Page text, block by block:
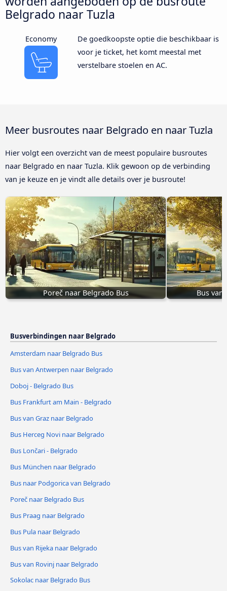
Belgrado naar Tuzla
Economy
De goedkoopste optie die beschikbaar is
voor je ticket, het komt meestal met
verstelbare stoelen en AC.
Meer busroutes naar Belgrado en naar Tuzla
Hier volgt een overzicht van de meest populaire busroutes
naar Belgrado en naar Tuzla. Klik gewoon op de verbinding
van je keuze en je vindt alle details over je busroute!
Poreč naar Belgrado Bus Bus van
Busverbindingen naar Belgrado
Amsterdam naar Belgrado Bus
Bus van Antwerpen naar Belgrado
Doboj - Belgrado Bus
Bus Frankfurt am Main - Belgrado
Bus van Graz naar Belgrado
Bus Herceg Novi naar Belgrado
Bus Lončari - Belgrado
Bus München naar Belgrado
Bus naar Podgorica van Belgrado
Poreč naar Belgrado Bus
Bus Praag naar Belgrado
Bus Pula naar Belgrado
Bus van Rijeka naar Belgrado
Bus van Rovinj naar Belgrado
Sokolac naar Belgrado Bus